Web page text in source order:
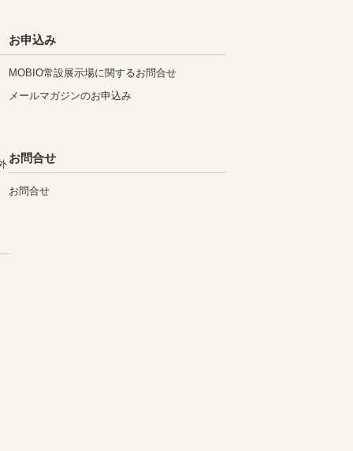
お申込み
MOBIO常設展示場に関するお問合せ
メールマガジンのお申込み
お問合せ
お問合せ